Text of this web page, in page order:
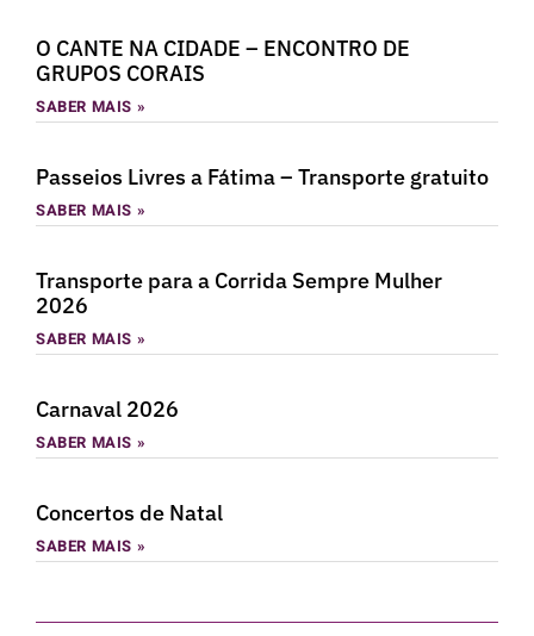
O CANTE NA CIDADE – ENCONTRO DE
GRUPOS CORAIS
SABER MAIS »
Passeios Livres a Fátima – Transporte gratuito
SABER MAIS »
Transporte para a Corrida Sempre Mulher
2026
SABER MAIS »
Carnaval 2026
SABER MAIS »
Concertos de Natal
SABER MAIS »